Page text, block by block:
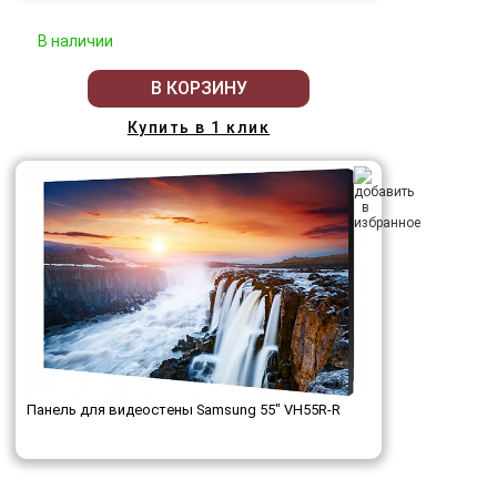
В наличии
В КОРЗИНУ
Купить в 1 клик
Панель для видеостены Samsung 55" VH55R-R